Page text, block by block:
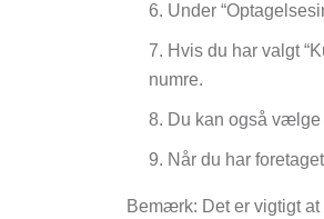
Under
Hvis du har valgt
numre.
Du kan også vælge
Når du har
Bemærk: Det er vigtigt